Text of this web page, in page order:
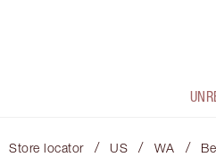
Store locator / US / WA /